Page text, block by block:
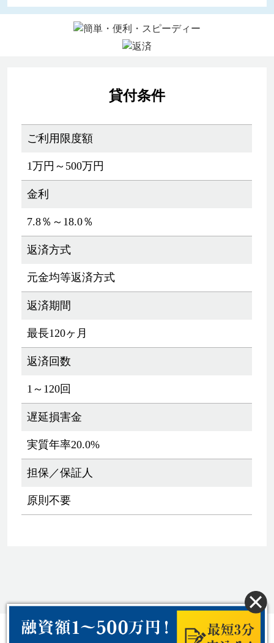
貸付条件
ご利用限度額
1万円～500万円
金利
7.8％～18.0％
返済方式
元金均等返済方式
返済期間
最長120ヶ月
返済回数
1～120回
遅延損害金
実質年率20.0%
担保／保証人
原則不要